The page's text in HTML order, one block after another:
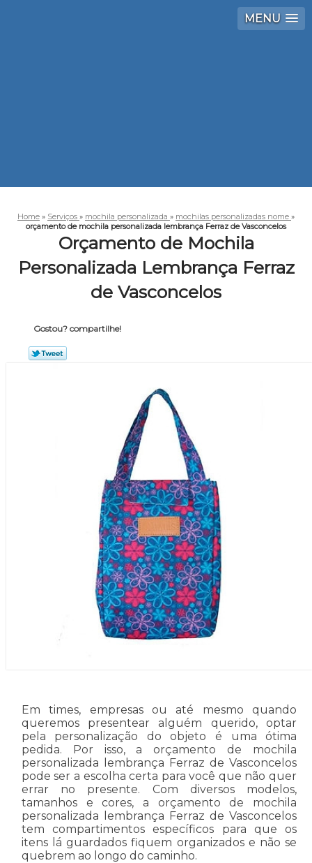
MENU
Home » Serviços » mochila personalizada » mochilas personalizadas nome »
orçamento de mochila personalizada lembrança Ferraz de Vasconcelos
Orçamento de Mochila
Personalizada Lembrança Ferraz
de Vasconcelos
Gostou? compartilhe!
Em times, empresas ou até mesmo quando
queremos presentear alguém querido, optar
pela personalização do objeto é uma ótima
pedida. Por isso, a orçamento de mochila
personalizada lembrança Ferraz de Vasconcelos
pode ser a escolha certa para você que não quer
errar no presente. Com diversos modelos,
tamanhos e cores, a orçamento de mochila
personalizada lembrança Ferraz de Vasconcelos
tem compartimentos específicos para que os
itens lá guardados fiquem organizados e não se
quebrem ao longo do caminho.